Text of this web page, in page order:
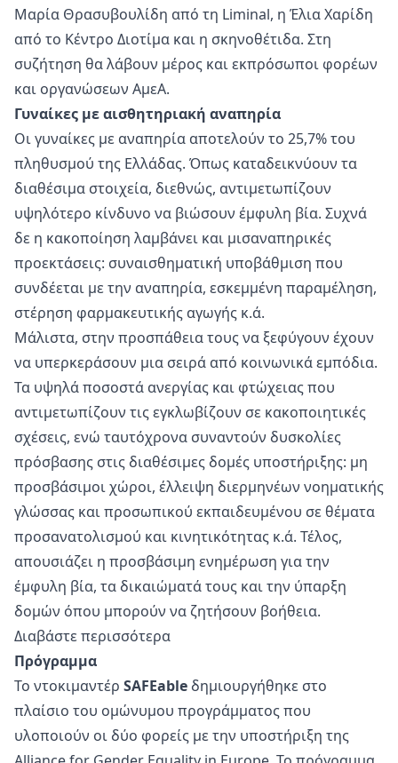
Μαρία Θρασυβουλίδη από τη Liminal, η Έλια Χαρίδη
από το Κέντρο Διοτίμα και η σκηνοθέτιδα. Στη
συζήτηση θα λάβουν μέρος και εκπρόσωποι φορέων
και οργανώσεων ΑμεΑ.
Γυναίκες με αισθητηριακή αναπηρία
Οι γυναίκες με αναπηρία αποτελούν το 25,7% του
πληθυσμού της Ελλάδας. Όπως καταδεικνύουν τα
διαθέσιμα στοιχεία, διεθνώς, αντιμετωπίζουν
υψηλότερο κίνδυνο να βιώσουν έμφυλη βία. Συχνά
δε η κακοποίηση λαμβάνει και μισαναπηρικές
προεκτάσεις: συναισθηματική υποβάθμιση που
συνδέεται με την αναπηρία, εσκεμμένη παραμέληση,
στέρηση φαρμακευτικής αγωγής κ.ά.
Μάλιστα, στην προσπάθεια τους να ξεφύγουν έχουν
να υπερκεράσουν μια σειρά από κοινωνικά εμπόδια.
Τα υψηλά ποσοστά ανεργίας και φτώχειας που
αντιμετωπίζουν τις εγκλωβίζουν σε κακοποιητικές
σχέσεις, ενώ ταυτόχρονα συναντούν δυσκολίες
πρόσβασης στις διαθέσιμες δομές υποστήριξης: μη
προσβάσιμοι χώροι, έλλειψη διερμηνέων νοηματικής
γλώσσας και προσωπικού εκπαιδευμένου σε θέματα
προσανατολισμού και κινητικότητας κ.ά. Τέλος,
απουσιάζει η προσβάσιμη ενημέρωση για την
έμφυλη βία, τα δικαιώματά τους και την ύπαρξη
δομών όπου μπορούν να ζητήσουν βοήθεια.
Διαβάστεπερισσότερα
Πρόγραμμα
Το ντοκιμαντέρ SAFEable δημιουργήθηκε στο
πλαίσιο του ομώνυμου προγράμματοςπου
υλοποιούν οι δύο φορείς με την υποστήριξη της